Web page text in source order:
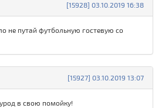
[15928] 03.10.2019 16:38
не путай футбольную гостевую со
[15927] 03.10.2019 13:07
в свою помойку!